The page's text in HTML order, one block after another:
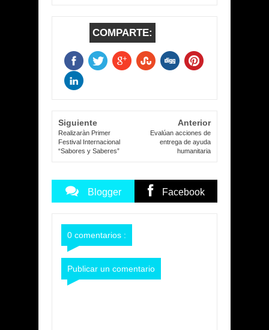
COMPARTE:
Siguiente
Realizaràn Primer
Festival Internacional
“Sabores y Saberes”
Anterior
Evalúan acciones de
entrega de ayuda
humanitaria
Blogger Facebook
0 comentarios :
Publicar un comentario